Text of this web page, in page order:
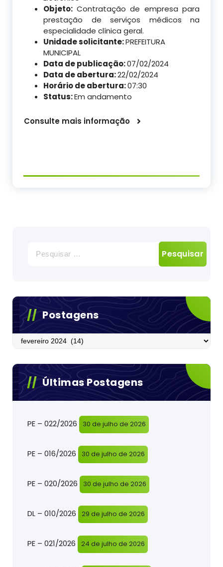
Objeto: Contratação de empresa para
prestação de serviços médicos na
especialidade clínica geral.
Unidade solicitante:PREFEITURA
MUNICIPAL
Data de publicação:07/02/2024
Data de abertura:22/02/2024
Horário de abertura:07:30
Status:Em andamento
Consulte mais informação
por:
Postagens
Postagens
Últimas Postagens
PE – 022/2026 30 de julho de 2026
PE – 016/2026 30 de julho de 2026
PE – 020/2026 30 de julho de 2026
DL – 010/2026 29 de julho de 2026
PE – 021/2026 24 de julho de 2026